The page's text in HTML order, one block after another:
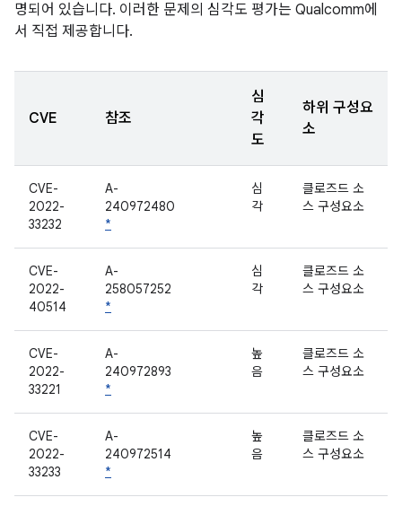
명되어 있습니다. 이러한 문제의 심각도 평가는 Qualcomm에
서 직접 제공합니다.
CVE 참조
심
각
도
하위 구성요
소
CVE-
2022-
33232
A-
240972480
*
심
각
클로즈드 소
스 구성요소
CVE-
2022-
40514
A-
258057252
*
심
각
클로즈드 소
스 구성요소
CVE-
2022-
33221
A-
240972893
*
높
음
클로즈드 소
스 구성요소
CVE-
2022-
33233
A-
240972514
*
높
음
클로즈드 소
스 구성요소